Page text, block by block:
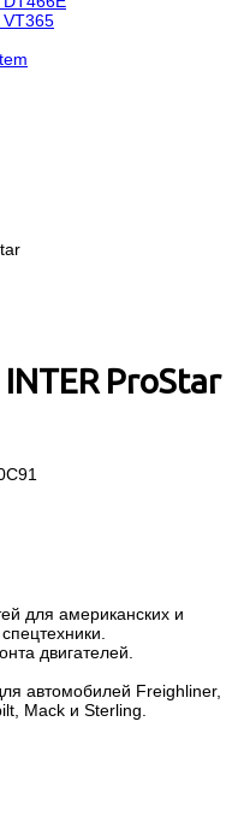
VT365
ProStar
для американских и
двигателей.
автомобилей Freighliner,
Mack и Sterling.